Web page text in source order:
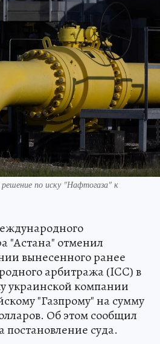
по иску "Нафтогаза" к
"Астана" отменил
вынесенного ранее
арбитража (ICC) в
украинской компании
"Газпрому" на сумму
Об этом сообщил
суда.